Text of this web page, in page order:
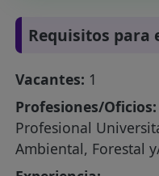
Requisitos para
Vacantes: 1
Profesiones/Oficios:
Profesional
Ambiental, Forestal